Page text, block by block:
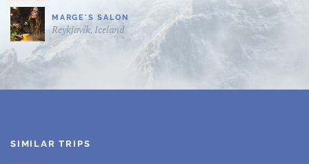
MARGE'S SALON
Reykjavík, Iceland
SIMILAR TRIPS